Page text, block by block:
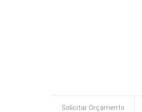
Solicitar Orçamento